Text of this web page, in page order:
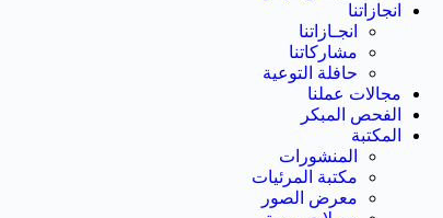
انجازاتنا
انجـازاتنا
مشاركاتنا
حافلة التوعية
مجالات عملنا
الفحص المبكر
المكتبة
المنشورات
مكتبة المرئيات
معرض الصور